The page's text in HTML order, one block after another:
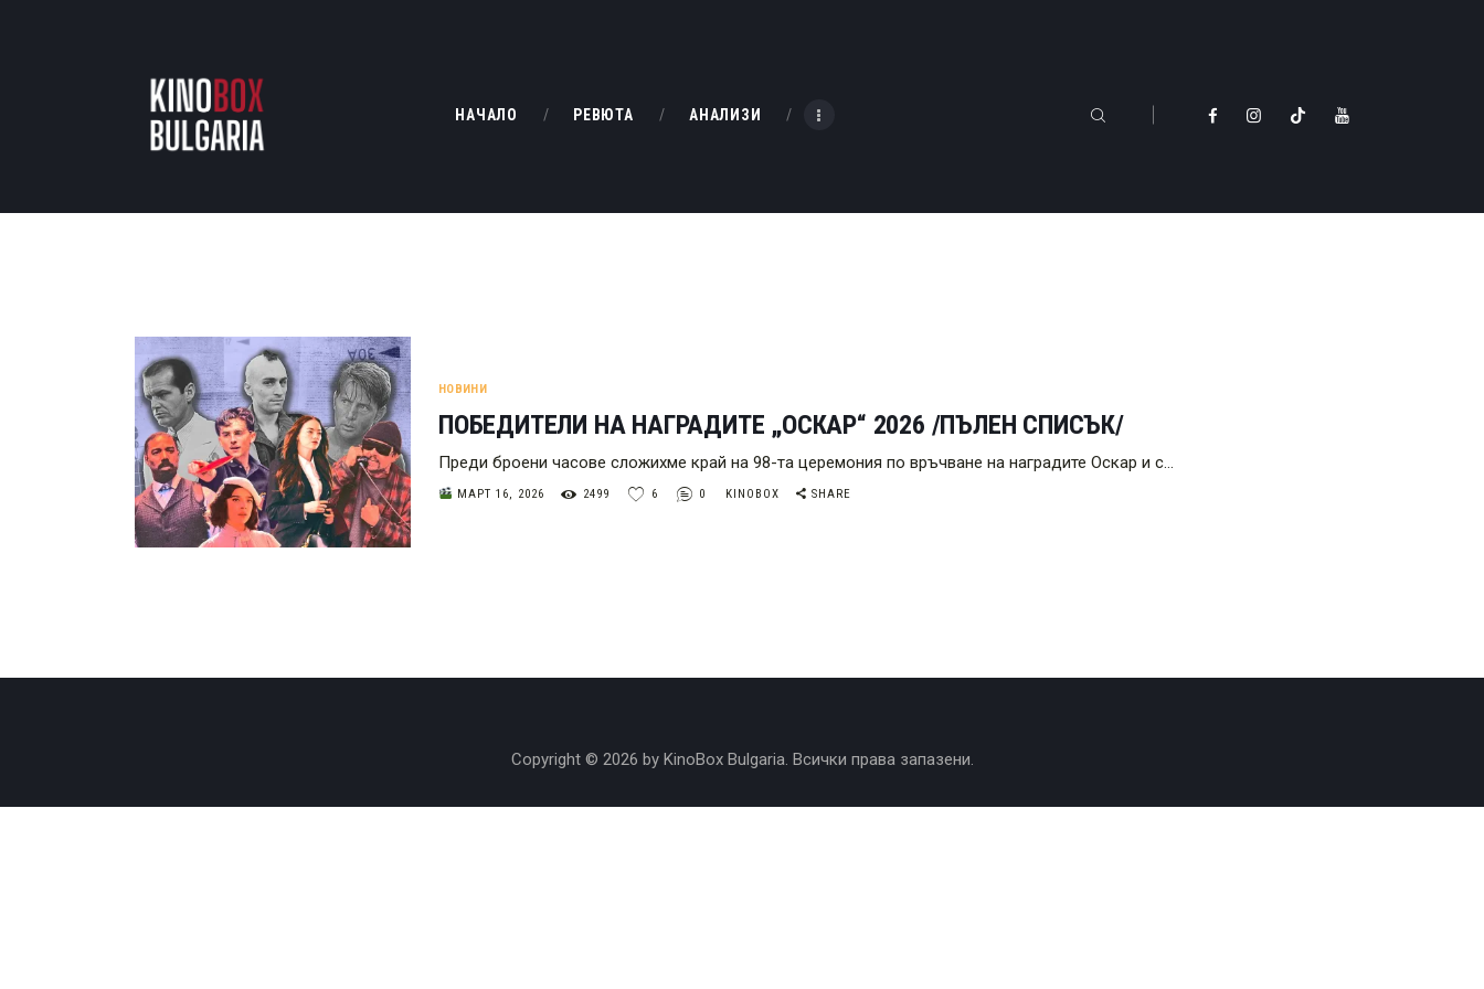
НАЧАЛО РЕВЮТА АНАЛИЗИ
РЕВЮТА
БАХТИ НАГРАДИТЕ
НОВИНИ
ПОБЕДИТЕЛИ НА НАГРАДИТЕ „ОСКАР“ 2026 /ПЪЛЕН СПИСЪК/
Преди броени часове сложихме край на 98-та церемония по връчване на наградите Оскар и с…
МАРТ 16, 2026 2499 6 0 KINOBOX SHARE
Copyright © 2026 by KinoBox Bulgaria. Всички права запазени.